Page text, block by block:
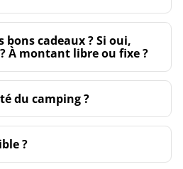
bons cadeaux ? Si oui,
À montant libre ou fixe ?
du camping ?
?